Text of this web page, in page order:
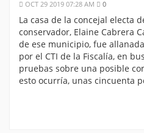
OCT 29 2019 07:28 AM 0
La casa de la concejal electa
conservador, Elaine Cabrera
de ese municipio, fue
por el CTI de la Fiscalía, en
pruebas sobre una posible
esto ocurría, unas cincuenta